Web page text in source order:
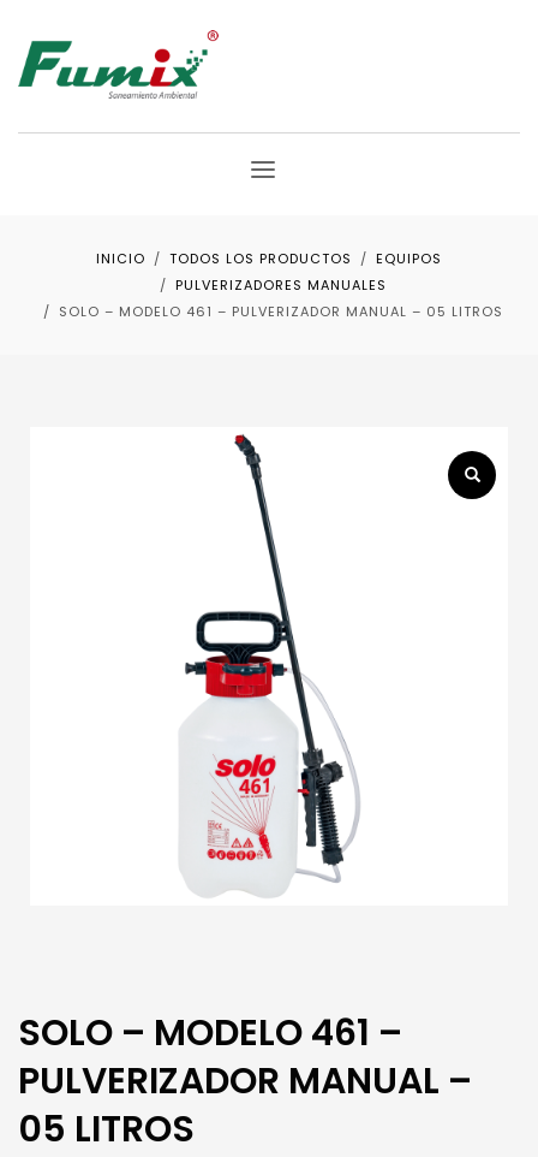
INICIO TODOS LOS PRODUCTOS
EQUIPOS
PULVERIZADORES MANUALES
SOLO – MODELO 461 – PULVERIZADOR MANUAL – 05 LITROS
SOLO – MODELO 461 –
PULVERIZADOR MANUAL –
05 LITROS